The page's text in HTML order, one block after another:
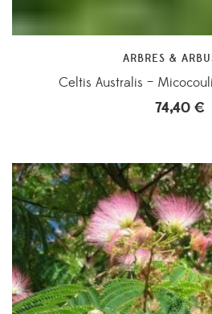
ARBRES &
Celtis Australis –
74,40 €